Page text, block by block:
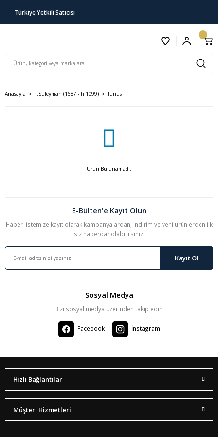
Türkiye Yetkili Satıcısı
Anasayfa II.Süleyman (1687 - h.1099) Tunus
Ürün Bulunamadı.
E-Bülten'e Kayıt Olun
Haber listemize kayıt olarak kampanyalardan, indirim ve yeni ürünlerden ilk
siz haberdar olabilirsiniz.
Kayıt Ol
Sosyal Medya
Bizi sosyal medya üzerinden takip edin!
Facebook İnstagram
Hızlı Bağlantılar
Müşteri Hizmetleri